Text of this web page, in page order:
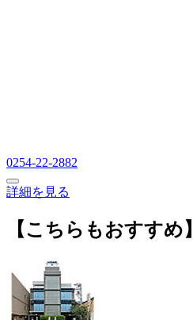
0254-22-2882
詳細を見る
【こちらもおすすめ】